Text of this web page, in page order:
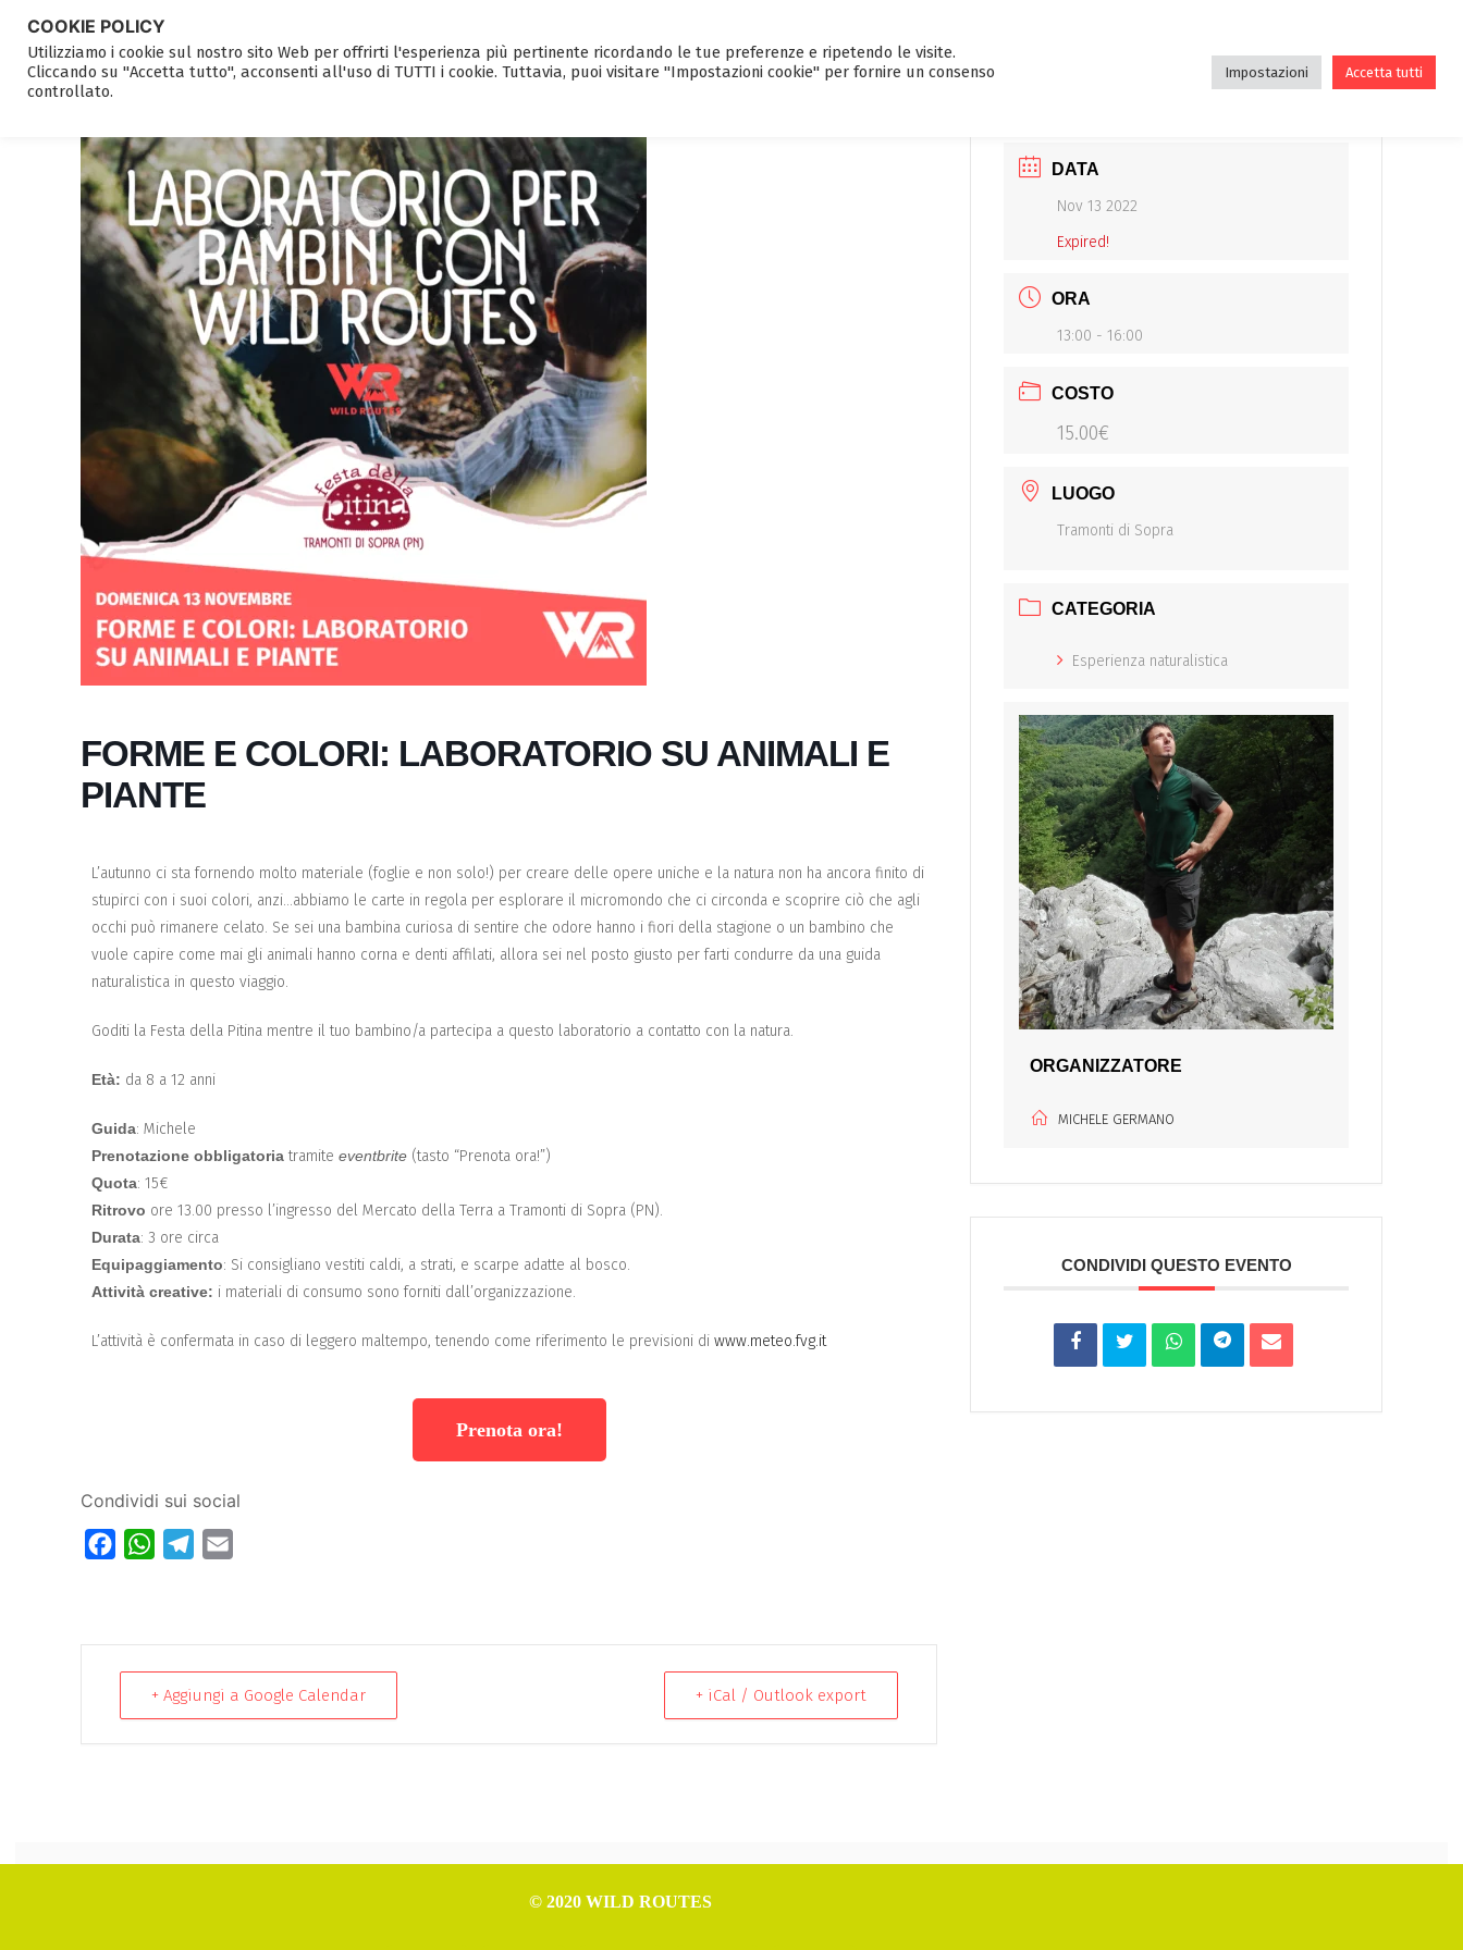
HOME CALENDARIO EVENTI GUIDE ASSOCIAZIONE BLOG
FORME E COLORI: LABORATORIO SU ANIMALI E
PIANTE
L’autunno ci sta fornendo molto materiale (foglie e non solo!) per creare delle opere uniche e la natura non ha ancora finito di
stupirci con i suoi colori, anzi…abbiamo le carte in regola per esplorare il micromondo che ci circonda e scoprire ciò che agli
occhi può rimanere celato. Se sei una bambina curiosa di sentire che odore hanno i fiori della stagione o un bambino che
vuole capire come mai gli animali hanno corna e denti affilati, allora sei nel posto giusto per farti condurre da una guida
naturalistica in questo viaggio.
Goditi la Festa della Pitina mentre il tuo bambino/a partecipa a questo laboratorio a contatto con la natura.
Età: da 8 a 12 anni
Guida: Michele
Prenotazione obbligatoria tramite eventbrite (tasto “Prenota ora!”)
Quota: 15€
Ritrovo ore 13.00 presso l’ingresso del Mercato della Terra a Tramonti di Sopra (PN).
Durata: 3 ore circa
Equipaggiamento: Si consigliano vestiti caldi, a strati, e scarpe adatte al bosco.
Attività creative: i materiali di consumo sono forniti dall’organizzazione.
L’attività è confermata in caso di leggero maltempo, tenendo come riferimento le previsioni di www.meteo.fvg.it
Prenota ora!
Condividi sui social
FacebookWhatsAppTelegram
+ Aggiungi a Google Calendar + iCal / Outlook export
DATA
Nov 13 2022
Expired!
ORA
13:00 - 16:00
COSTO
15.00€
LUOGO
Tramonti di Sopra
CATEGORIA
Esperienza naturalistica
ORGANIZZATORE
MICHELE GERMANO
CONDIVIDI QUESTO EVENTO
© 2020 WILD ROUTES
COOKIE POLICY
Utilizziamo i cookie sul nostro sito Web per offrirti l'esperienza più pertinente ricordando le tue preferenze e ripetendo le visite.
Cliccando su "Accetta tutto", acconsenti all'uso di TUTTI i cookie. Tuttavia, puoi visitare "Impostazioni cookie" per fornire un consenso
controllato.
Impostazioni Accetta tutti